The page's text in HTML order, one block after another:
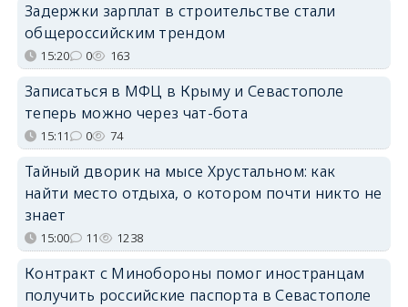
Задержки зарплат в строительстве стали
общероссийским трендом
15:20 0 163
Записаться в МФЦ в Крыму и Севастополе
теперь можно через чат-бота
15:11 0 74
Тайный дворик на мысе Хрустальном: как
найти место отдыха, о котором почти никто не
знает
15:00 11 1238
Контракт с Минобороны помог иностранцам
получить российские паспорта в Севастополе